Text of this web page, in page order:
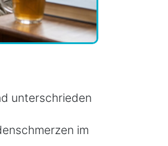
unterschrieden
im